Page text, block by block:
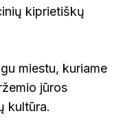
kiprietiškų
miestu, kuriame
jūros
kultūra.